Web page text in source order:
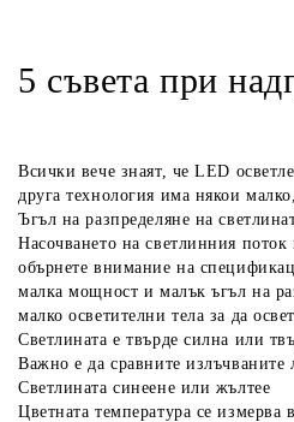
5 съвета при
Всички вече знаят, че LED
друга технология има някои
Ъгъл на разпределяне на
Насочването на светлинния
обърнете внимание на
малка мощност и малък ъгъл на
малко осветителни тела за да
Светлината е твърде силна или
Важно е да сравните излъчваните
Светлината синеене или жълтее
Цветната температура се измерва